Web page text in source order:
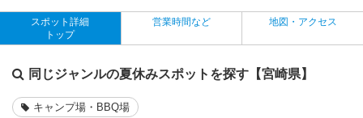
スポット詳細
トップ
営業時間など 地図・アクセス
同じジャンルの夏休みスポットを探す【宮崎県】
キャンプ場・BBQ場